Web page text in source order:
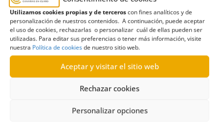
Utilizamos cookies propias y de terceroscon fines analíticos y de
personalización de nuestros contenidos. A continuación, puede aceptar
el uso de cookies, rechazarlas o personalizar cuál de ellas pueden ser
utilizadas. Para editar sus preferencias o tener más información, visite
nuestra Política de cookiesde nuestro sitio web.
Aceptar y visitar el sitio web
Rechazar cookies
Personalizar opciones